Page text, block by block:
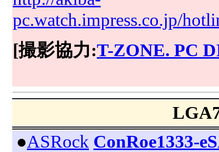
pc.watch.impress.co.jp/
[撮影協力:T-ZONE. PC
●ASRock ConRoe1333-